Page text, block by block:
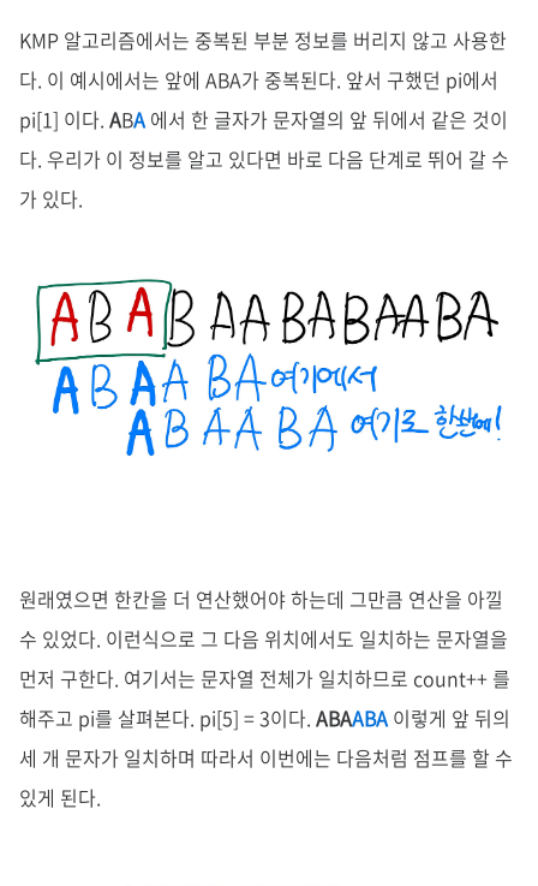
KMP 알고리즘에서는 중복된 부분 정보를 버리지 않고 사용한
다. 이 예시에서는 앞에 ABA가 중복된다. 앞서 구했던 pi에서
pi[1] 이다. ABA 에서 한 글자가 문자열의 앞 뒤에서 같은 것이
다. 우리가 이 정보를 알고 있다면 바로 다음 단계로 뛰어 갈 수
가 있다.
원래였으면 한칸을 더 연산했어야 하는데 그만큼 연산을 아낄
수 있었다. 이런식으로 그 다음 위치에서도 일치하는 문자열을
먼저 구한다. 여기서는 문자열 전체가 일치하므로 count++ 를
해주고 pi를 살펴본다. pi[5] = 3이다. ABAABA 이렇게 앞 뒤의
세 개 문자가 일치하며 따라서 이번에는 다음처럼 점프를 할 수
있게 된다.